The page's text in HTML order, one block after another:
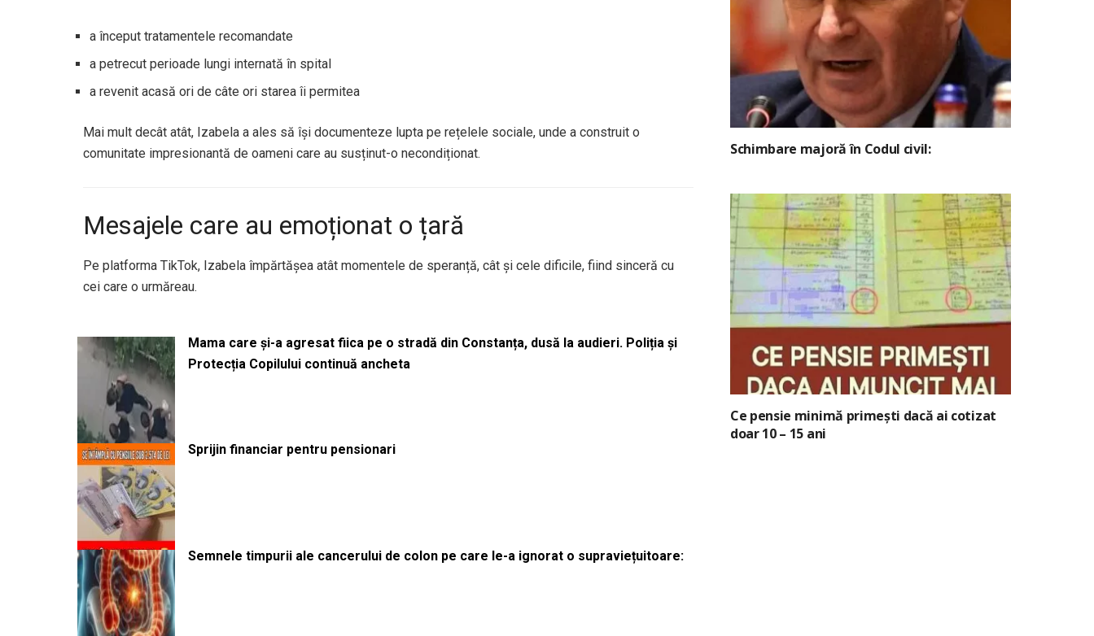
a început tratamentele recomandate
a petrecut perioade lungi internată în spital
a revenit acasă ori de câte ori starea îi permitea
Mai mult decât atât, Izabela a ales să își documenteze lupta pe rețelele sociale, unde a construit o
comunitate impresionantă de oameni care au susținut-o necondiționat.
Mesajele care au emoționat o țară
Pe platforma TikTok, Izabela împărtășea atât momentele de speranță, cât și cele dificile, fiind sinceră cu
cei care o urmăreau.
Mama care și-a agresat fiica pe o stradă din Constanța, dusă la audieri. Poliția și
Protecția Copilului continuă ancheta
Sprijin financiar pentru pensionari
Semnele timpurii ale cancerului de colon pe care le-a ignorat o supraviețuitoare:
Schimbare majoră în Codul civil:
Ce pensie minimă primești dacă ai cotizat
doar 10 – 15 ani